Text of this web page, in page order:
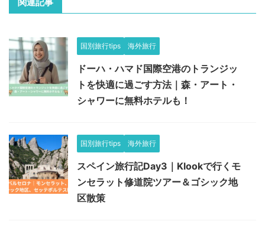
関連記事
国別旅行tips 海外旅行
ドーハ・ハマド国際空港のトランジッ
トを快適に過ごす方法｜森・アート・
シャワーに無料ホテルも！
国別旅行tips 海外旅行
スペイン旅行記Day3｜Klookで行くモ
ンセラット修道院ツアー＆ゴシック地
区散策